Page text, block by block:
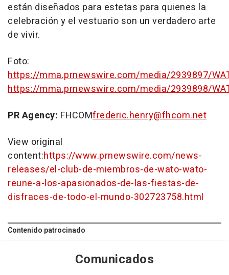
están diseñados para estetas para quienes la
celebración y el vestuario son un verdadero arte
de vivir.
Foto:
https://mma.prnewswire.com/media/2939897/
https://mma.prnewswire.com/media/2939898/
PR Agency: FHCOMfrederic.henry@fhcom.net
View original
content:https://www.prnewswire.com/news-
releases/el-club-de-miembros-de-wato-wato-
reune-a-los-apasionados-de-las-fiestas-de-
disfraces-de-todo-el-mundo-302723758.html
Contenido patrocinado
Comunicados